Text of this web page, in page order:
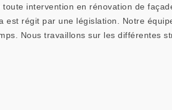
intervention en rénovation de
est régit par une législation. Notre
Nous travaillons sur les différentes